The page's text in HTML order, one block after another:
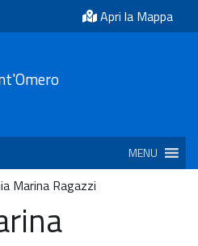
Apri la Mappa
MENU
Marina Ragazzi